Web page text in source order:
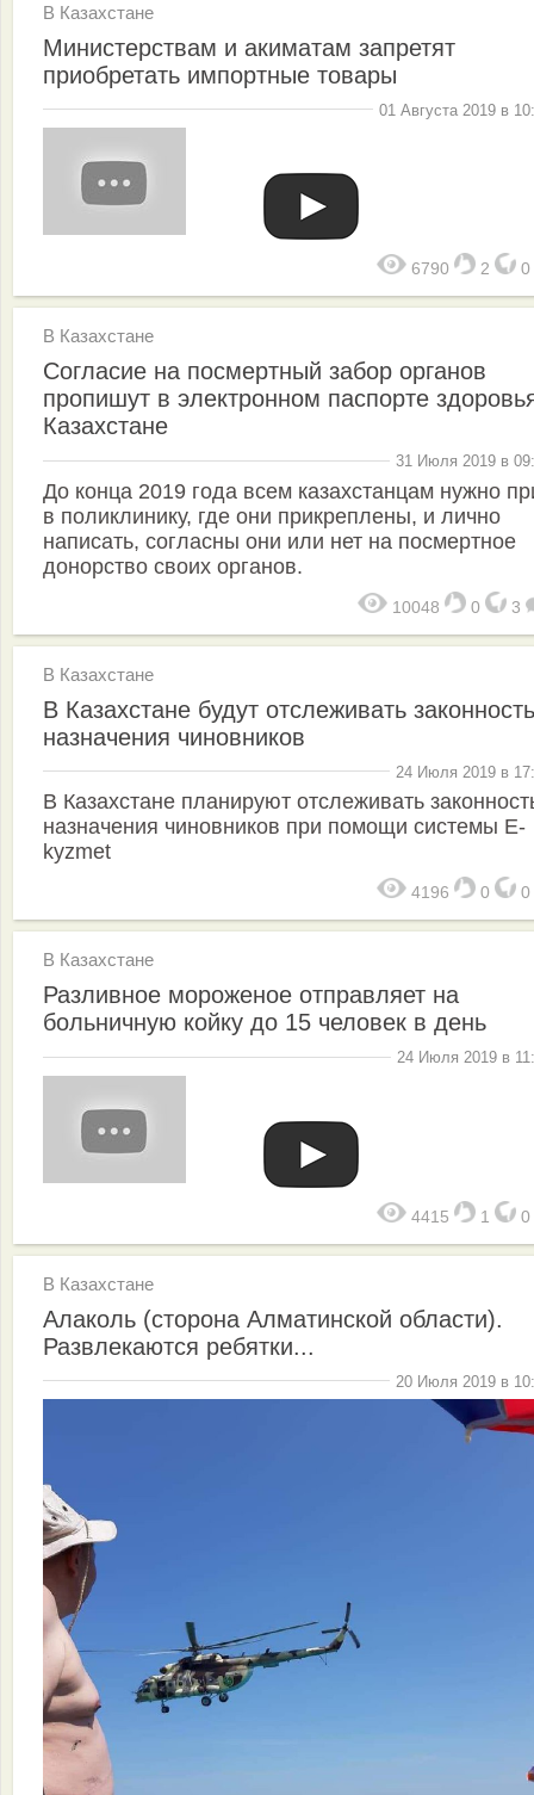
В Казахстане
Министерствам и акиматам запретят
приобретать импортные товары
01 Августа 2019 в
6790 2 0
В Казахстане
Согласие на посмертный забор органов
пропишут в электронном паспорте
Казахстане
31 Июля 2019 в
До конца 2019 года всем казахстанцам нужно
в поликлинику, где они прикреплены, и лично
написать, согласны они или нет на посмертное
донорство своих органов.
10048 0 3
В Казахстане
В Казахстане будут отслеживать законность
назначения чиновников
24 Июля 2019 в
В Казахстане планируют отслеживать
назначения чиновников при помощи системы E-
kyzmet
4196 0 0
В Казахстане
Разливное мороженое отправляет на
больничную койку до 15 человек в день
24 Июля 2019 в
4415 1 0
В Казахстане
Алаколь (сторона Алматинской области).
Развлекаются ребятки...
20 Июля 2019 в